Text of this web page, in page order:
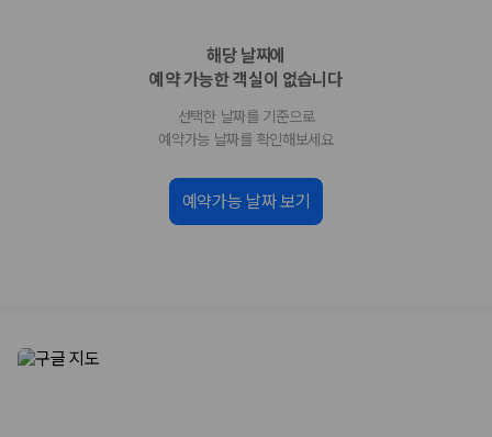
경차, 소형, 준중형, 중형, SUV, 승합차 등 여행
인원에 맞는 차종별 가격을 비교합니다.
제주공항 인수 조건 비교: 셔틀 이동, 인수 위치, 반납 편의성을 함께
비교 후 원하는 차량을 바로 예약할 수 있습니다.
제주렌트카 실시간 가격비교 바로가기
제주렌트카 최저가는 차량 기본요금만으로 판단하기 어렵습니다. 보험 포
해당 날짜에
예약 가능한 객실이 없습니다
선택한 날짜를 기준으로
예약가능 날짜를 확인해보세요
예약가능 날짜 보기